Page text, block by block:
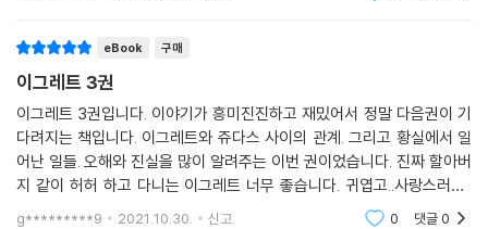
eBook 구매
이그레트 3권
이그레트 3권입니다. 이야기가 흥미진진하고 재밌어서 정말 다음권이 기
다려지는 책입니다. 이그레트와 쥬다스 사이의 관계. 그리고 황실에서 일
어난 일들. 오해와 진실을 많이 알려주는 이번 권이었습니다. 진짜 할아버
지 같이 허허 하고 다니는 이그레트 너무 좋습니다. 귀엽고..사랑스러워..
그것도 12살 애기 모습으로 애늙은이 같은..크흠.. 허..귀여워요..
g*********9 2021.10.30. 신고 0 댓글0